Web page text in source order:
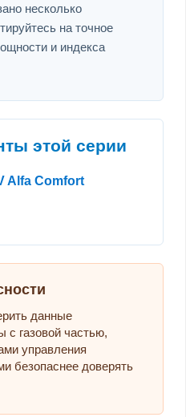
несколько
на точное
и индекса
этой серии
Alfa Comfort
данные
с газовой частью,
управления
безопаснее доверять